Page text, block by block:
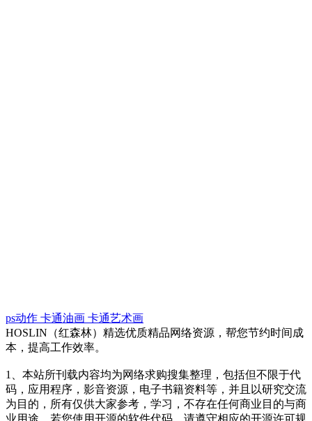
ps动作 卡通油画 卡通艺术画
HOSLIN（红森林）精选优质精品网络资源，帮您节约时间成
本，提高工作效率。
1、本站所刊载内容均为网络求购搜集整理，包括但不限于代
码，应用程序，影音资源，电子书籍资料等，并且以研究交流
为目的，所有仅供大家参考，学习，不存在任何商业目的与商
业用途。若您使用开源的软件代码，请遵守相应的开源许可规